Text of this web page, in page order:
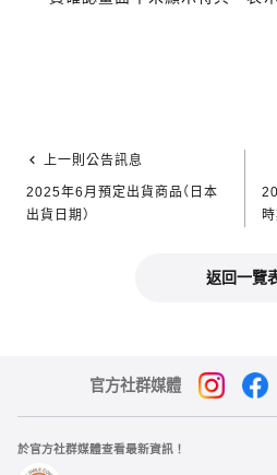
上一則公告訊息
2025年6月預定出貨商品（日本
出貨日期）
返回一覽
官方社群媒體
於官方社群媒體查看最新資訊！